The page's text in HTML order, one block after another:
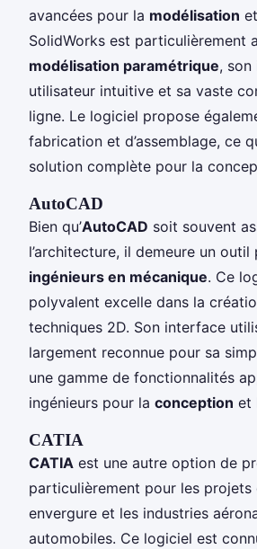
avancées pour la modélisation
SolidWorks est particulièrement
modélisation paramétrique,
utilisateur intuitive et sa vaste
ligne. Le logiciel propose
fabrication et d’assemblage, ce
solution complète pour la
AutoCAD
Bien qu’AutoCAD soit souvent
l’architecture, il demeure un
ingénieurs en mécanique. Ce
polyvalent excelle dans la
techniques 2D. Son interface
largement reconnue pour sa
une gamme de fonctionnalités
ingénieurs pour la conception et
CATIA
CATIA est une autre option de
particulièrement pour les projets
envergure et les industries
automobiles. Ce logiciel est